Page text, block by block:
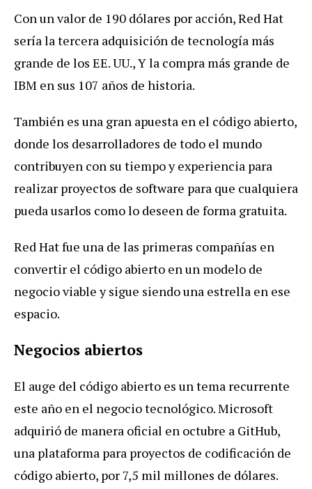
Con un valor de 190 dólares por acción, Red Hat
sería la tercera adquisición de tecnología más
grande de los EE. UU., Y la compra más grande de
IBM en sus 107 años de historia.
También es una gran apuesta en el código abierto,
donde los desarrolladores de todo el mundo
contribuyen con su tiempo y experiencia para
realizar proyectos de software para que cualquiera
pueda usarlos como lo deseen de forma gratuita.
Red Hat fue una de las primeras compañías en
convertir el código abierto en un modelo de
negocio viable y sigue siendo una estrella en ese
espacio.
Negocios abiertos
El auge del código abierto es un tema recurrente
este año en el negocio tecnológico. Microsoft
adquirió de manera oficial en octubre a GitHub,
una plataforma para proyectos de codificación de
código abierto, por 7,5 mil millones de dólares.